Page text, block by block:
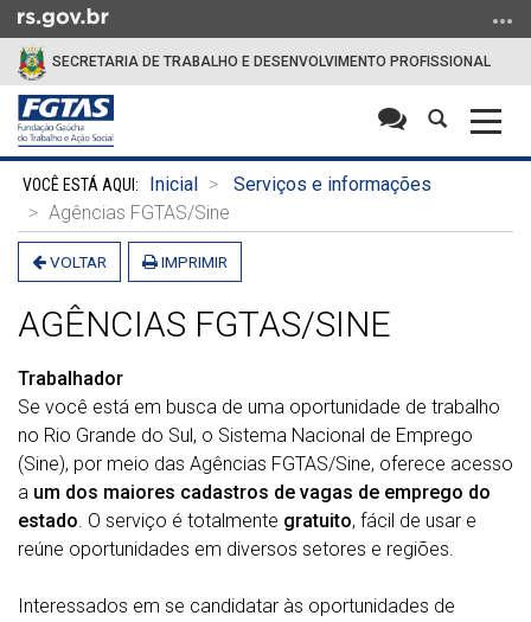
para
conteúdo
para
menu
para
busca
SECRETARIA DE TRABALHO E DESENVOLVIMENTO PROFISSIONAL
Abrir
busca
Início
conteúdo
Inicial
Serviços e informações
Agências FGTAS/Sine
VOLTAR IMPRIMIR
AGÊNCIAS FGTAS/SINE
Trabalhador
Se você está em busca de uma oportunidade de trabalho
no Rio Grande do Sul, o Sistema Nacional de Emprego
(Sine), por meio das Agências FGTAS/Sine, oferece acesso
a um dos maiores cadastros de vagas de emprego do
estado. O serviço é totalmente gratuito, fácil de usar e
reúne oportunidades em diversos setores e regiões.
Interessados em se candidatar às oportunidades de